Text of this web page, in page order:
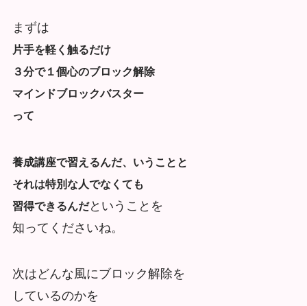
まずは
片手を軽く触るだけ
３分で１個心のブロック解除
マインドブロックバスター
って
養成講座で習えるんだ、いうことと
それは特別な人でなくても
習得できるんだということを
知ってくださいね。
次はどんな風にブロック解除を
しているのかを